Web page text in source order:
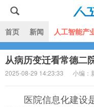
人工智能
首页 新闻 人工智能产
从病历变迁看常德二
2025-08-29 14:23:33 小编：
医院信息化建设